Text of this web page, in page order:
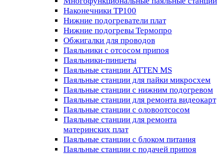
Наконечники TP100
Нижние подогреватели плат
Нижние подогревы Термопро
Обжигалки для проводов
Паяльники с отсосом припоя
Паяльники-пинцеты
Паяльные станции ATTEN MS
Паяльные станции для пайки микросхем
Паяльные станции с нижним подогревом
Паяльные станции для ремонта видеокарт
Паяльные станции с оловоотсосом
Паяльные станции для ремонта
материнских плат
Паяльные станции с блоком питания
Паяльные станции с подачей припоя